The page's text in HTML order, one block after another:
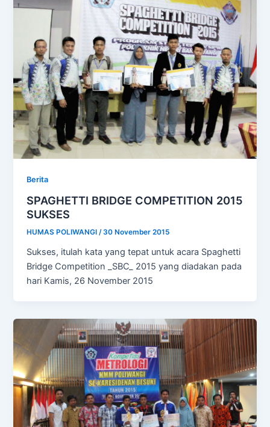
Berita
SPAGHETTI BRIDGE COMPETITION 2015
SUKSES
HUMAS POLIWANGI/30 November 2015
Sukses, itulah kata yang tepat untuk acara Spaghetti
Bridge Competition _SBC_ 2015 yang diadakan pada
hari Kamis, 26 November 2015